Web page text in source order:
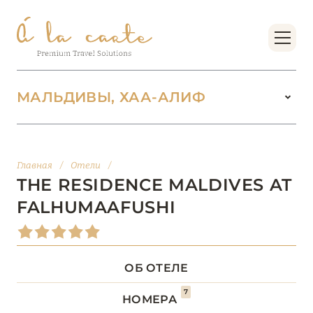
МАЛЬДИВЫ, ХАА-АЛИФ
АДДУ 1
АТОЛЛ РАА
ВААВУ
Главная / Отели /
THE RESIDENCE MALDIVES AT
FALHUMAAFUSHI
ОБ ОТЕЛЕ
НОМЕРА
7